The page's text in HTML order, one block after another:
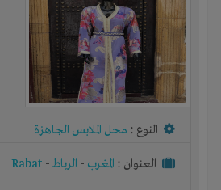
النوع : محل الملابس الجاهزة
العنوان : المغرب - الرباط-
Rabat